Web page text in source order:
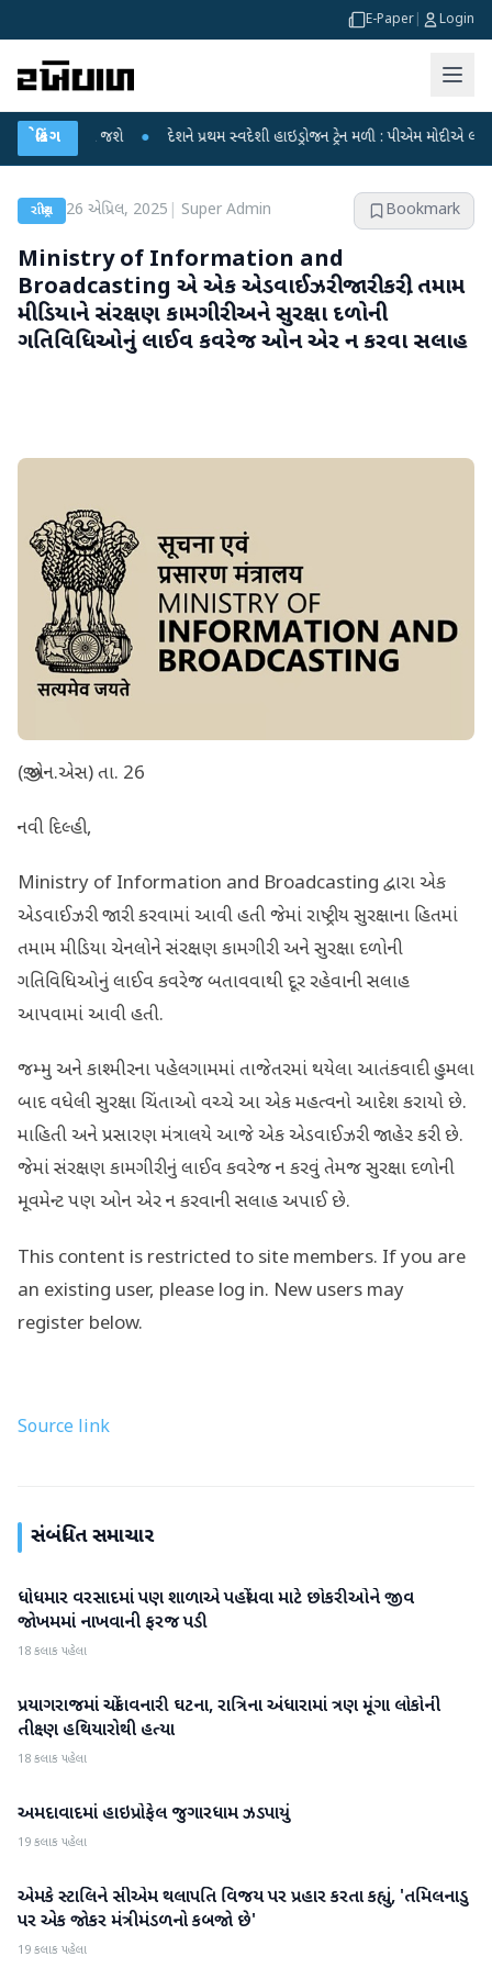
E-Paper Login
બ્રેકિંગ
જશે દેશને પ્રથમ સ્વદેશી હાઇડ્રોજન ટ્રેન મળી : પીએમ મોદીએ લીલી ઝંડી
રાષ્ટ્રીય 26 એપ્રિલ, 2025 Super Admin Bookmark
Ministry of Information and
Broadcasting એ એક એડવાઈઝરી જારી કરી; તમામ
મીડિયાને સંરક્ષણ કામગીરી અને સુરક્ષા દળોની
ગતિવિધિઓનું લાઈવ કવરેજ ઓન એર ન કરવા સલાહ
(જી.એન.એસ) તા. 26
નવી દિલ્હી,
Ministry of Information and Broadcasting દ્વારા એક
એડવાઈઝરી જારી કરવામાં આવી હતી જેમાં રાષ્ટ્રીય સુરક્ષાના હિતમાં
તમામ મીડિયા ચેનલોને સંરક્ષણ કામગીરી અને સુરક્ષા દળોની
ગતિવિધિઓનું લાઈવ કવરેજ બતાવવાથી દૂર રહેવાની સલાહ
આપવામાં આવી હતી.
જમ્મુ અને કાશ્મીરના પહેલગામમાં તાજેતરમાં થયેલા આતંકવાદી હુમલા
બાદ વધેલી સુરક્ષા ચિંતાઓ વચ્ચે આ એક મહત્વનો આદેશ કરાયો છે.
માહિતી અને પ્રસારણ મંત્રાલયે આજે એક એડવાઈઝરી જાહેર કરી છે.
જેમાં સંરક્ષણ કામગીરીનું લાઈવ કવરેજ ન કરવું તેમજ સુરક્ષા દળોની
મૂવમેન્ટ પણ ઓન એર ન કરવાની સલાહ અપાઈ છે.
This content is restricted to site members. If you are
an existing user, please log in. New users may
register below.
Source link
સંબંધિત સમાચાર
રાષ્ટ્રીય
ધોધમાર વરસાદમાં પણ શાળાએ પહોંચવા માટે છોકરીઓને જીવ
જોખમમાં નાખવાની ફરજ પડી
18 કલાક પહેલા
રાષ્ટ્રીય
પ્રયાગરાજમાં ચોંકાવનારી ઘટના, રાત્રિના અંધારામાં ત્રણ મૂંગા લોકોની
તીક્ષ્ણ હથિયારોથી હત્યા
18 કલાક પહેલા
રાષ્ટ્રીય
અમદાવાદમાં હાઇપ્રોફેલ જુગારધામ ઝડપાયું
19 કલાક પહેલા
રાષ્ટ્રીય
એમકે સ્ટાલિને સીએમ થલાપતિ વિજય પર પ્રહાર કરતા કહ્યું, 'તમિલનાડુ
પર એક જોકર મંત્રીમંડળનો કબજો છે'
19 કલાક પહેલા